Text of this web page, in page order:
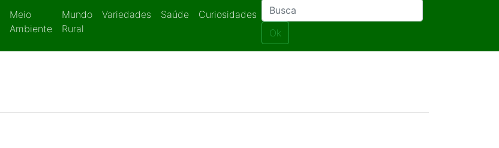
Meio
Ambiente
Mundo
Rural
Variedades Saúde
Curiosidades
Ok